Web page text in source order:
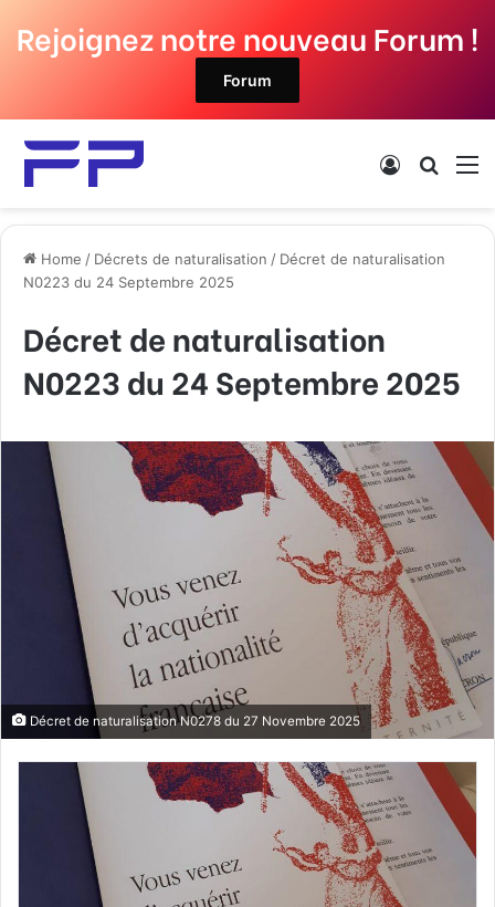
Rejoignez notre nouveau Forum !
Forum
Log In
Home / Décrets de naturalisation / Décret de naturalisation
N0223 du 24 Septembre 2025
Décret de naturalisation
N0223 du 24 Septembre 2025
Décret de naturalisation N0278 du 27 Novembre 2025